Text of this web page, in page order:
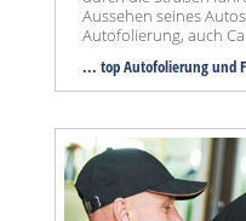
Aussehen seines
Autofolierung, auch
... top Autofolierung und